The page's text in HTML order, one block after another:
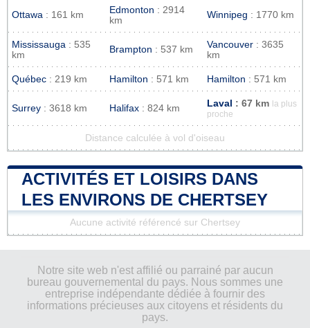
Ottawa : 161 km Edmonton : 2914
km
Winnipeg : 1770 km
Mississauga : 535
km
Brampton : 537 km Vancouver : 3635
km
Québec : 219 km Hamilton : 571 km Hamilton : 571 km
Surrey : 3618 km Halifax : 824 km Laval : 67 km
la plus
proche
Distance calculée à vol d'oiseau
ACTIVITÉS ET LOISIRS DANS
LES ENVIRONS DE CHERTSEY
Aucune activité référencé sur Chertsey
Notre site web n'est affilié ou parrainé par aucun
bureau gouvernemental du pays. Nous sommes une
entreprise indépendante dédiée à fournir des
informations précieuses aux citoyens et résidents du
pays.